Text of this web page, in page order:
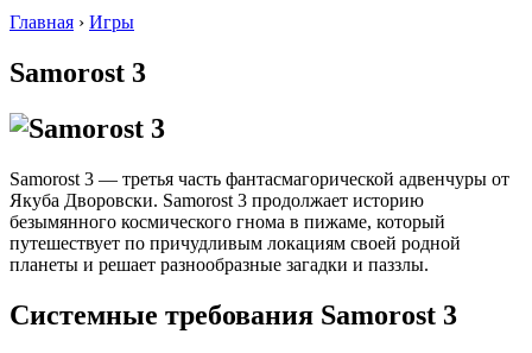
Главная › Игры
Samorost 3
Samorost 3 — третья часть фантасмагорической адвенчуры от
Якуба Дворовски. Samorost 3 продолжает историю
безымянного космического гнома в пижаме, который
путешествует по причудливым локациям своей родной
планеты и решает разнообразные загадки и паззлы.
Системные требования Samorost 3